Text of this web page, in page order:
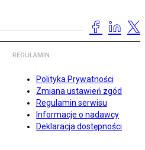
REGULAMIN
Polityka Prywatności
Zmiana ustawień zgód
Regulamin serwisu
Informacje o nadawcy
Deklaracja dostępności